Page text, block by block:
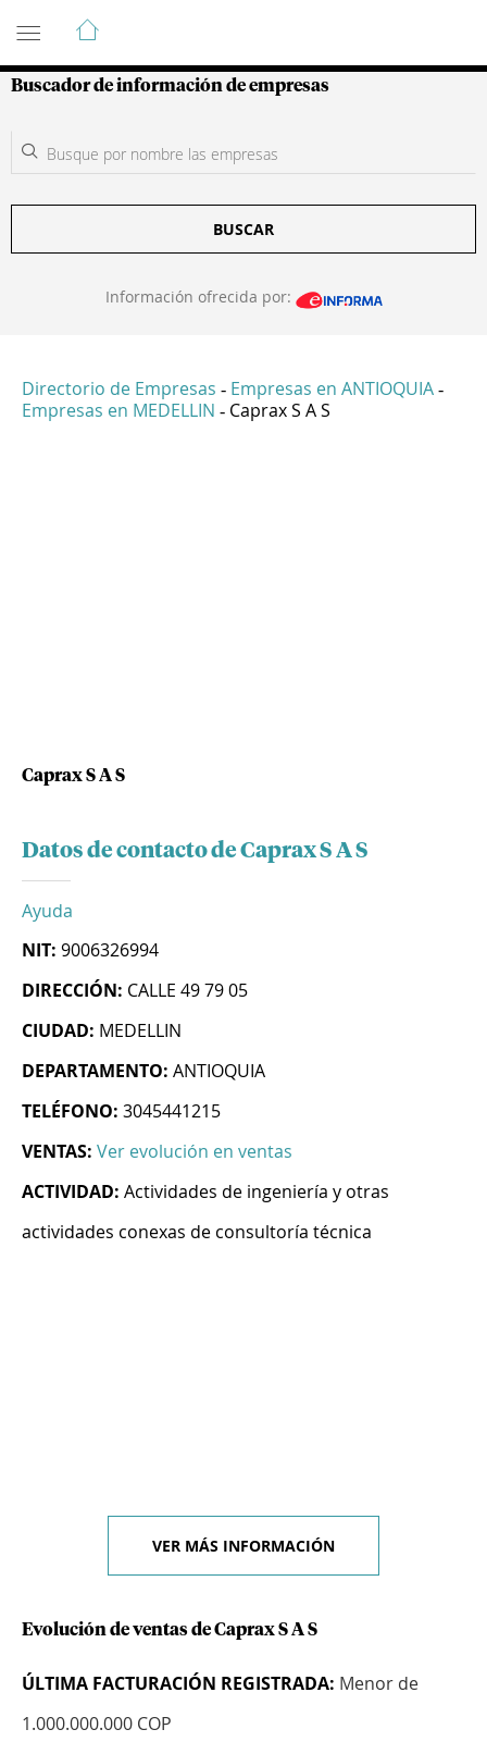
Guía de Empresas Colombianas
Buscador de información de empresas
BUSCAR
Información ofrecida por:
Directorio de Empresas - Empresas en ANTIOQUIA -
Empresas en MEDELLIN - Caprax S A S
Caprax S A S
Datos de contacto de Caprax S A S
Ayuda
NIT: 9006326994
DIRECCIÓN: CALLE 49 79 05
CIUDAD: MEDELLIN
DEPARTAMENTO: ANTIOQUIA
TELÉFONO: 3045441215
VENTAS: Ver evolución en ventas
ACTIVIDAD: Actividades de ingeniería y otras
actividades conexas de consultoría técnica
VER MÁS INFORMACIÓN
Evolución de ventas de Caprax S A S
ÚLTIMA FACTURACIÓN REGISTRADA: Menor de
1.000.000.000 COP